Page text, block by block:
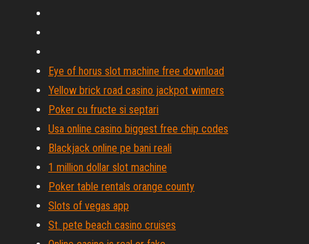
Eye of horus slot machine free download
Yellow brick road casino jackpot winners
Poker cu fructe si septari
Usa online casino biggest free chip codes
Blackjack online pe bani reali
1 million dollar slot machine
Poker table rentals orange county
Slots of vegas app
St. pete beach casino cruises